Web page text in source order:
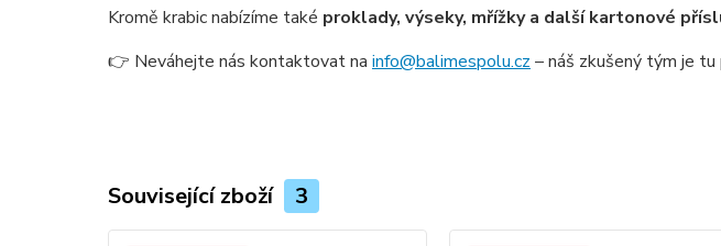
Kromě krabic nabízíme také proklady, výseky, mřížky a další kartonové
👉 Neváhejte nás kontaktovat na info@balimespolu.cz – náš zkušený tým je tu
Související zboží 3